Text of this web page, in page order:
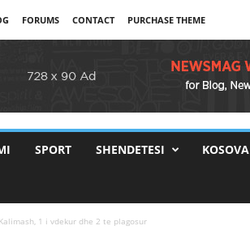
FORUMS CONTACT PURCHASE THEME
SPORT SHENDETESI KOSOVA
1 i vdekur dhe 2 te plagosur